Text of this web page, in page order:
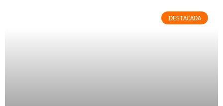
DESTACADA